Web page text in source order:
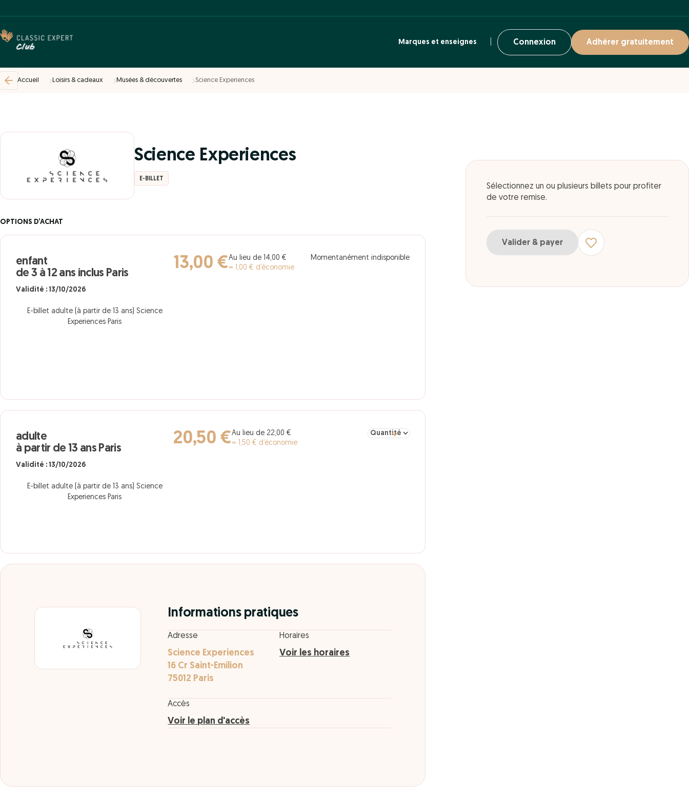
Marques et enseignes Connexion Adhérer gratuitement
Accueil Loisirs & cadeaux Musées & découvertes Science Experiences
Science Experiences
E-BILLET
OPTIONS D’ACHAT
enfant
de 3 à 12 ans inclus Paris
Validité : 13/10/2026
E-billet adulte (à partir de 13 ans) Science
Experiences Paris
13,00 €Au lieu de 14,00 €
= 1,00 € d’économie
Momentanément indisponible
adulte
à partir de 13 ans Paris
Validité : 13/10/2026
E-billet adulte (à partir de 13 ans) Science
Experiences Paris
20,50 €Au lieu de 22,00 €
= 1,50 € d’économie
Sélectionner la quantité pour adulte à partir de 13 ans Paris
Informations pratiques
Adresse
Science Experiences
16 Cr Saint-Emilion
75012 Paris
Horaires
Voir les horaires
Accès
Voir le plan d'accès
Sélectionnez un ou plusieurs billets pour profiter
de votre remise.
Valider & payer